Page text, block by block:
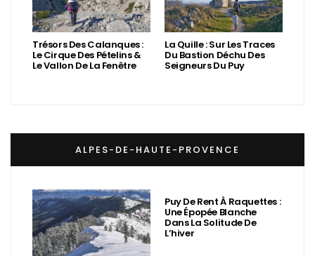
Trésors Des Calanques :
Le Cirque Des Pételins &
Le Vallon De La Fenêtre
La Quille : Sur Les Traces
Du Bastion Déchu Des
Seigneurs Du Puy
ALPES-DE-HAUTE-PROVENCE
Puy De Rent À Raquettes :
Une Épopée Blanche
Dans La Solitude De
L’hiver